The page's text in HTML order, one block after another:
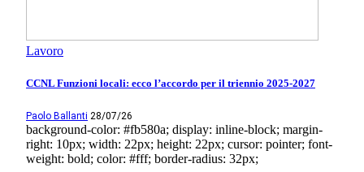
Lavoro
CCNL Funzioni locali: ecco l’accordo per il triennio 2025-2027
Paolo Ballanti 28/07/26
background-color: #fb580a; display: inline-block; margin-
right: 10px; width: 22px; height: 22px; cursor: pointer; font-
weight: bold; color: #fff; border-radius: 32px;